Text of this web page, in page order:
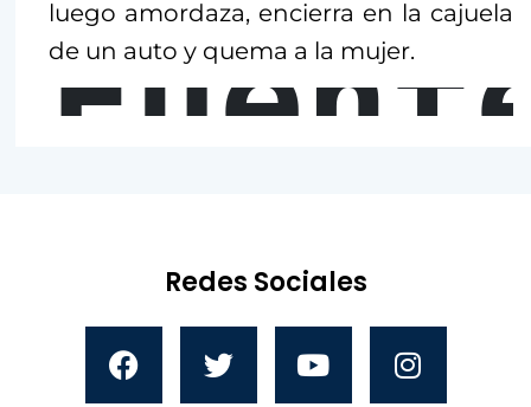
luego amordaza, encierra en la cajuela
de un auto y quema a la mujer.
Redes Sociales